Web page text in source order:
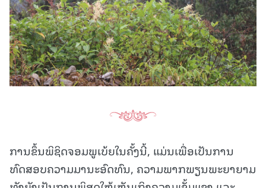
ການຂຶ້ນພິຊິດຈອມພູເບ້ຍໃນຄັ້ງນີ້, ແມ່ນເພື່ອເປັນການ
ທົດສອບຄວາມມານະອົດທົນ, ຄວາມພາກພຽນພະຍາຍາມ